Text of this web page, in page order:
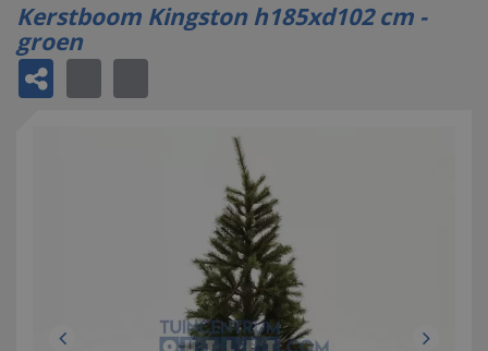
Kerstboom Kingston h185xd102 cm -
groen